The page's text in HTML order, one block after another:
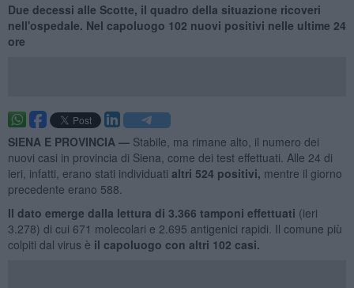
Due decessi alle Scotte, il quadro della situazione ricoveri
nell'ospedale. Nel capoluogo 102 nuovi positivi nelle ultime 24
ore
SIENA E PROVINCIA — Stabile, ma rimane alto, il numero dei
nuovi casi in provincia di Siena, come dei test effettuati. Alle 24 di
ieri, infatti, erano stati individuati altri 524 positivi, mentre il giorno
precedente erano 588.
Il dato emerge dalla lettura di 3.366 tamponi effettuati (ieri
3.278) di cui 671 molecolari e 2.695 antigenici rapidi. Il comune più
colpiti dal virus è il capoluogo con altri 102 casi.